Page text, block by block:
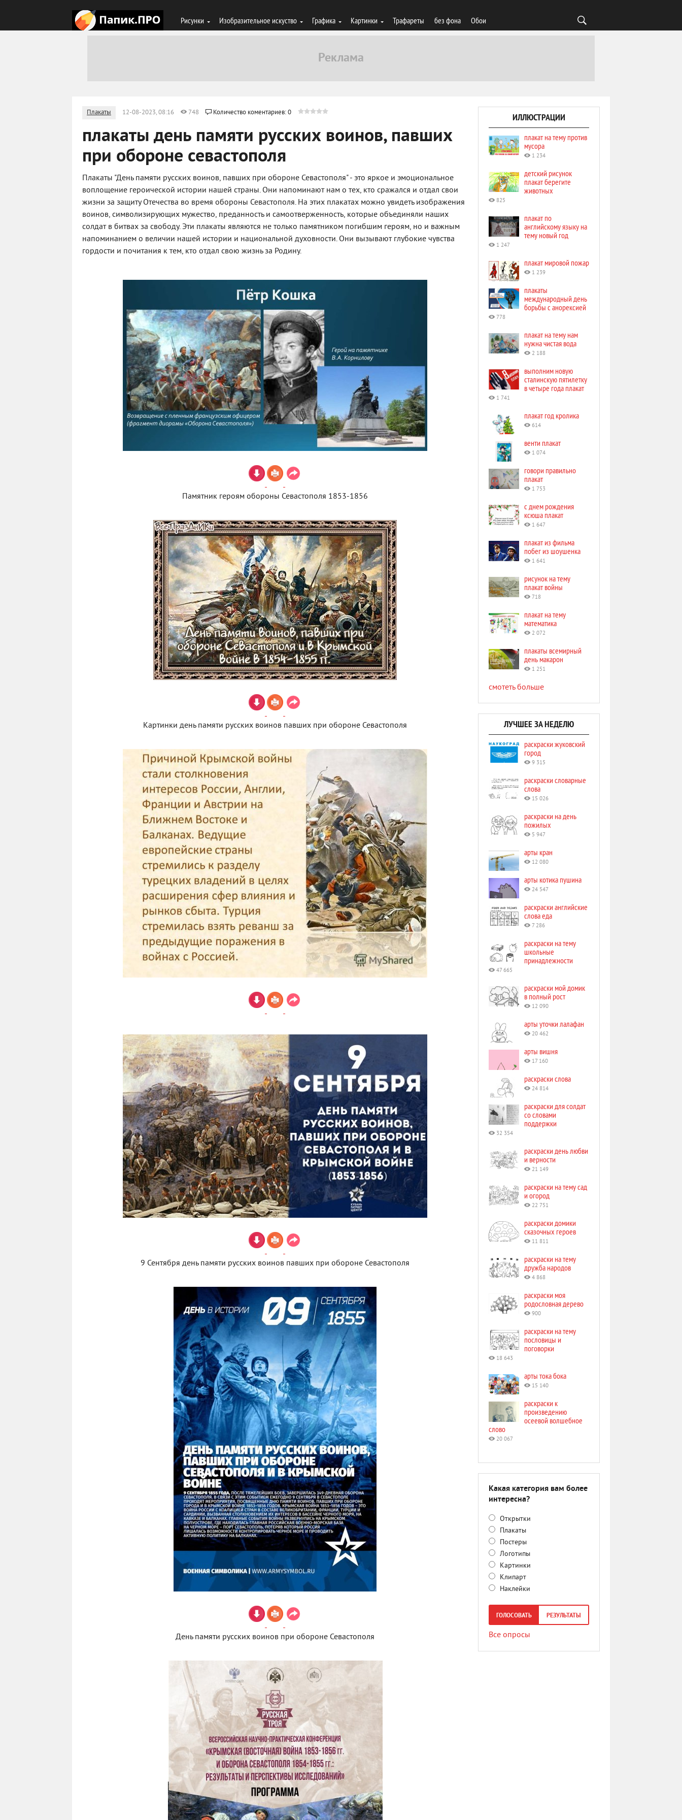
Рисунки Изобразительное искуство Графика Картинки Трафареты без фона Обои
Плакаты 12-08-2023, 08:16 748 Количество коментариев: 0
плакаты день памяти русских воинов, павших
при обороне севастополя
Плакаты "День памяти русских воинов, павших при обороне Севастополя" - это яркое и эмоциональное
воплощение героической истории нашей страны. Они напоминают нам о тех, кто сражался и отдал свои
жизни за защиту Отечества во время обороны Севастополя. На этих плакатах можно увидеть изображения
воинов, символизирующих мужество, преданность и самоотверженность, которые объединяли наших
солдат в битвах за свободу. Эти плакаты являются не только памятником погибшим героям, но и важным
напоминанием о величии нашей истории и национальной духовности. Они вызывают глубокие чувства
гордости и почитания к тем, кто отдал свою жизнь за Родину.
Памятник героям обороны Севастополя 1853-1856
Картинки день памяти русских воинов павших при обороне Севастополя
9 Сентября день памяти русских воинов павших при обороне Севастополя
День памяти русских воинов при обороне Севастополя
ИЛЛЮСТРАЦИИ
плакат на тему против
мусора
1 234
детский рисунок
плакат берегите
животных
825
плакат по
английскому языку на
тему новый год
1 247
плакат мировой пожар
1 239
плакаты
международный день
борьбы с анорексией
778
плакат на тему нам
нужна чистая вода
2 188
выполним новую
сталинскую пятилетку
в четыре года плакат
1 741
плакат год кролика
614
венти плакат
1 074
говори правильно
плакат
1 753
с днем рождения
ксюша плакат
1 647
плакат из фильма
побег из шоушенка
1 641
рисунок на тему
плакат войны
718
плакат на тему
математика
2 072
плакаты всемирный
день макарон
1 251
смотеть больше
ЛУЧШЕЕ ЗА НЕДЕЛЮ
раскраски жуковский
город
9 315
раскраски словарные
слова
15 026
раскраски на день
пожилых
5 947
арты кран
12 080
арты котика пушина
24 547
раскраски английские
слова еда
7 286
раскраски на тему
школьные
принадлежности
47 665
раскраски мой домик
в полный рост
12 090
арты уточки лалафан
20 462
арты вишня
17 160
раскраски слова
24 814
раскраски для солдат
со словами
поддержки
32 354
раскраски день любви
и верности
21 149
раскраски на тему сад
и огород
22 751
раскраски домики
сказочных героев
11 811
раскраски на тему
дружба народов
4 868
раскраски моя
родословная дерево
900
раскраски на тему
пословицы и
поговорки
18 643
арты тока бока
15 140
раскраски к
произведению
осеевой волшебное
слово
20 067
Какая категория вам более
интересна?
Открытки
Плакаты
Постеры
Логотипы
Картинки
Клипарт
Наклейки
ГОЛОСОВАТЬ РЕЗУЛЬТАТЫ
Все опросы